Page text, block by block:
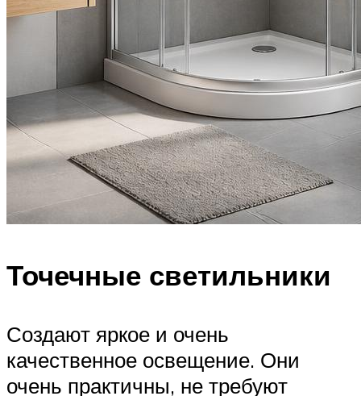
Точечные светильники
Создают яркое и очень
качественное освещение. Они
очень практичны, не требуют